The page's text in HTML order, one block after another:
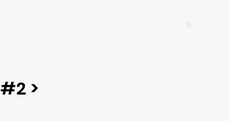
#2 >